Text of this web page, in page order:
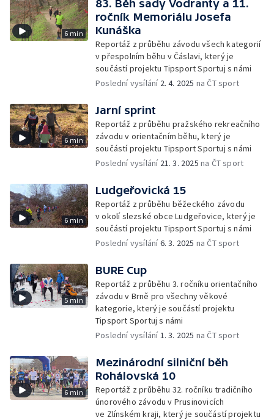
6 min
83. Běh sady Vodranty a 11.
ročník Memoriálu Josefa
Kunáška
Reportáž z průběhu závodu všech kategorií
v přespolním běhu v Čáslavi, který je
součástí projektu Tipsport Sportuj s námi
Poslední vysílání 2. 4. 2025 na ČT sport
6 min
Jarní sprint
Reportáž z průběhu pražského rekreačního
závodu v orientačním běhu, který je
součástí projektu Tipsport Sportuj s námi
Poslední vysílání 21. 3. 2025 na ČT sport
6 min
Ludgeřovická 15
Reportáž z průběhu běžeckého závodu
v okolí slezské obce Ludgeřovice, který je
součástí projektu Tipsport Sportuj s námi
Poslední vysílání6. 3. 2025 na ČT sport
5 min
BURE Cup
Reportáž z průběhu 3. ročníku orientačního
závodu v Brně pro všechny věkové
kategorie, který je součástí projektu
Tipsport Sportuj s námi
Poslední vysílání1. 3. 2025 na ČT sport
6 min
Mezinárodní silniční běh
Rohálovská 10
Reportáž z průběhu 32. ročníku tradičního
únorového závodu v Prusinovicích
ve Zlínském kraji, který je součástí projektu